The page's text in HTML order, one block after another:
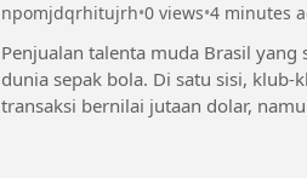
npomjdqrhitujrh•0 views•4 minutes
Penjualan talenta muda Brasil
dunia sepak bola. Di satu sisi,
transaksi bernilai jutaan dolar,